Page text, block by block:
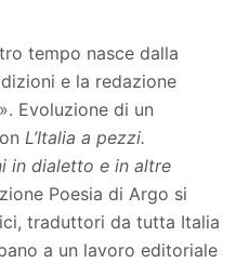
tempo nasce dalla
e la redazione
Evoluzione di un
L’Italia a pezzi.
in dialetto e in altre
Poesia di Argo si
traduttori da tutta Italia
a un lavoro editoriale